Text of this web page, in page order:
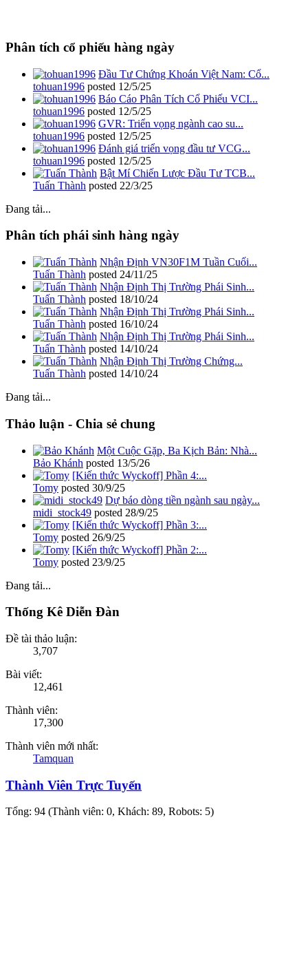
Phân tích cổ phiếu hàng ngày
Đầu Tư Chứng Khoán Việt Nam: Cổ...
tohuan1996 posted 12/5/25
Báo Cáo Phân Tích Cổ Phiếu VCI...
tohuan1996 posted 12/5/25
GVR: Triển vọng ngành cao su...
tohuan1996 posted 12/5/25
Đánh giá triển vọng đầu tư VCG...
tohuan1996 posted 12/5/25
Bật Mí Chiến Lược Đầu Tư TCB...
Tuấn Thành posted 22/3/25
Đang tải...
Phân tích phái sinh hàng ngày
Nhận Định VN30F1M Tuần Cuối...
Tuấn Thành posted 24/11/25
Nhận Định Thị Trường Phái Sinh...
Tuấn Thành posted 18/10/24
Nhận Định Thị Trường Phái Sinh...
Tuấn Thành posted 16/10/24
Nhận Định Thị Trường Phái Sinh...
Tuấn Thành posted 14/10/24
Nhận Định Thị Trường Chứng...
Tuấn Thành posted 14/10/24
Đang tải...
Thảo luận - Chia sẻ chung
Một Cuộc Gặp, Ba Kịch Bản: Nhà...
Bảo Khánh posted 13/5/26
[Kiến thức Wyckoff] Phần 4:...
Tomy posted 30/9/25
Dự báo dòng tiền ngành sau ngày...
midi_stock49 posted 28/9/25
[Kiến thức Wyckoff] Phần 3:...
Tomy posted 26/9/25
[Kiến thức Wyckoff] Phần 2:...
Tomy posted 23/9/25
Đang tải...
Thống Kê Diễn Đàn
Đề tài thảo luận:
3,707
Bài viết:
12,461
Thành viên:
17,300
Thành viên mới nhất:
Tamquan
Thành Viên Trực Tuyến
Tổng: 94 (Thành viên: 0, Khách: 89, Robots: 5)